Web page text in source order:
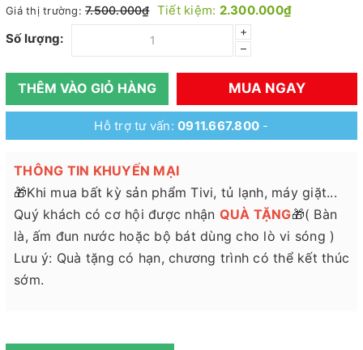
Giá thị trường: 7.500.000₫ Tiết kiệm: 2.300.000₫
Số lượng:
+
–
THÊM VÀO GIỎ HÀNG MUA NGAY
Hỗ trợ tư vấn:0911.667.800 -
THÔNG TIN KHUYẾN MẠI
🎁Khi mua bất kỳ sản phẩm Tivi, tủ lạnh, máy giặt...
Quý khách có cơ hội được nhận QUÀ TẶNG🎁( Bàn
là, ấm đun nước hoặc bộ bát dùng cho lò vi sóng )
Lưu ý: Quà tặng có hạn, chương trình có thể kết thúc
sớm.